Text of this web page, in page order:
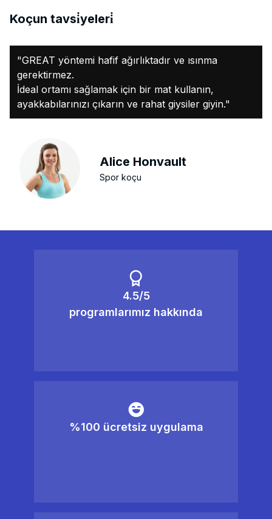
Koçun tavsi̇yeleri̇
"GREAT yöntemi hafif ağırlıktadır ve ısınma
gerektirmez.
İdeal ortamı sağlamak için bir mat kullanın,
ayakkabılarınızı çıkarın ve rahat giysiler giyin."
Alice Honvault
Spor koçu
4.5/5
programlarımız hakkında
%100 ücretsiz uygulama